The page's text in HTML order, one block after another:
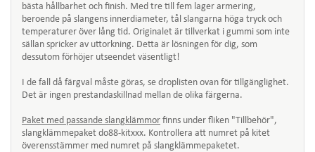
bästa hållbarhet och finish. Med tre till fem lager armering,
beroende på slangens innerdiameter, tål slangarna höga tryck och
temperaturer över lång tid. Originalet är tillverkat i gummi som inte
sällan spricker av uttorkning. Detta är lösningen för dig, som
dessutom förhöjer utseendet väsentligt!
I de fall då färgval måste göras, se droplisten ovan för tillgänglighet.
Det är ingen prestandaskillnad mellan de olika färgerna.
Paket med passande slangklämmor finns under fliken "Tillbehör",
slangklämmepaket do88-kitxxx. Kontrollera att numret på kitet
överensstämmer med numret på slangklämmepaketet.